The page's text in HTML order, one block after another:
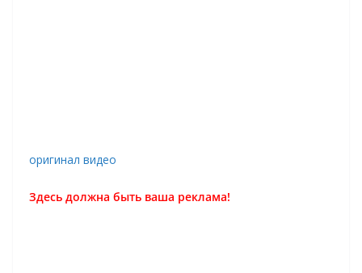
оригинал видео
Здесь должна быть ваша реклама!